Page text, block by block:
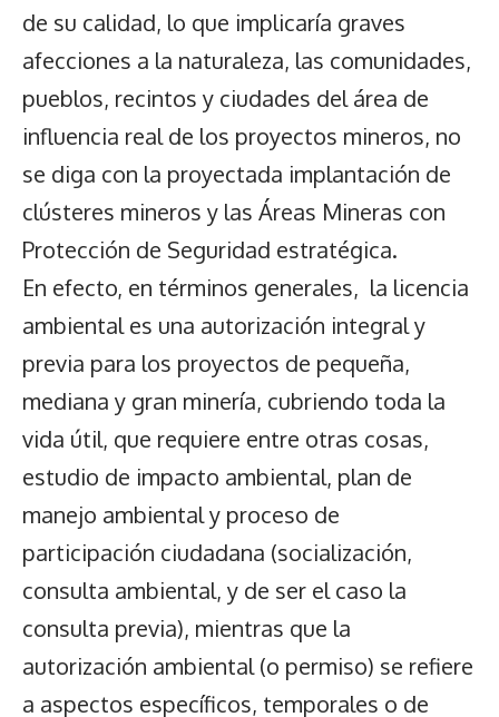
de su calidad, lo que implicaría graves
afecciones a la naturaleza, las comunidades,
pueblos, recintos y ciudades del área de
influencia real de los proyectos mineros, no
se diga con la proyectada implantación de
clústeres mineros y las Áreas Mineras con
Protección de Seguridad estratégica.
En efecto, en términos generales, la licencia
ambiental es una autorización integral y
previa para los proyectos de pequeña,
mediana y gran minería, cubriendo toda la
vida útil, que requiere entre otras cosas,
estudio de impacto ambiental, plan de
manejo ambiental y proceso de
participación ciudadana (socialización,
consulta ambiental, y de ser el caso la
consulta previa), mientras que la
autorización ambiental (o permiso) se refiere
a aspectos específicos, temporales o de